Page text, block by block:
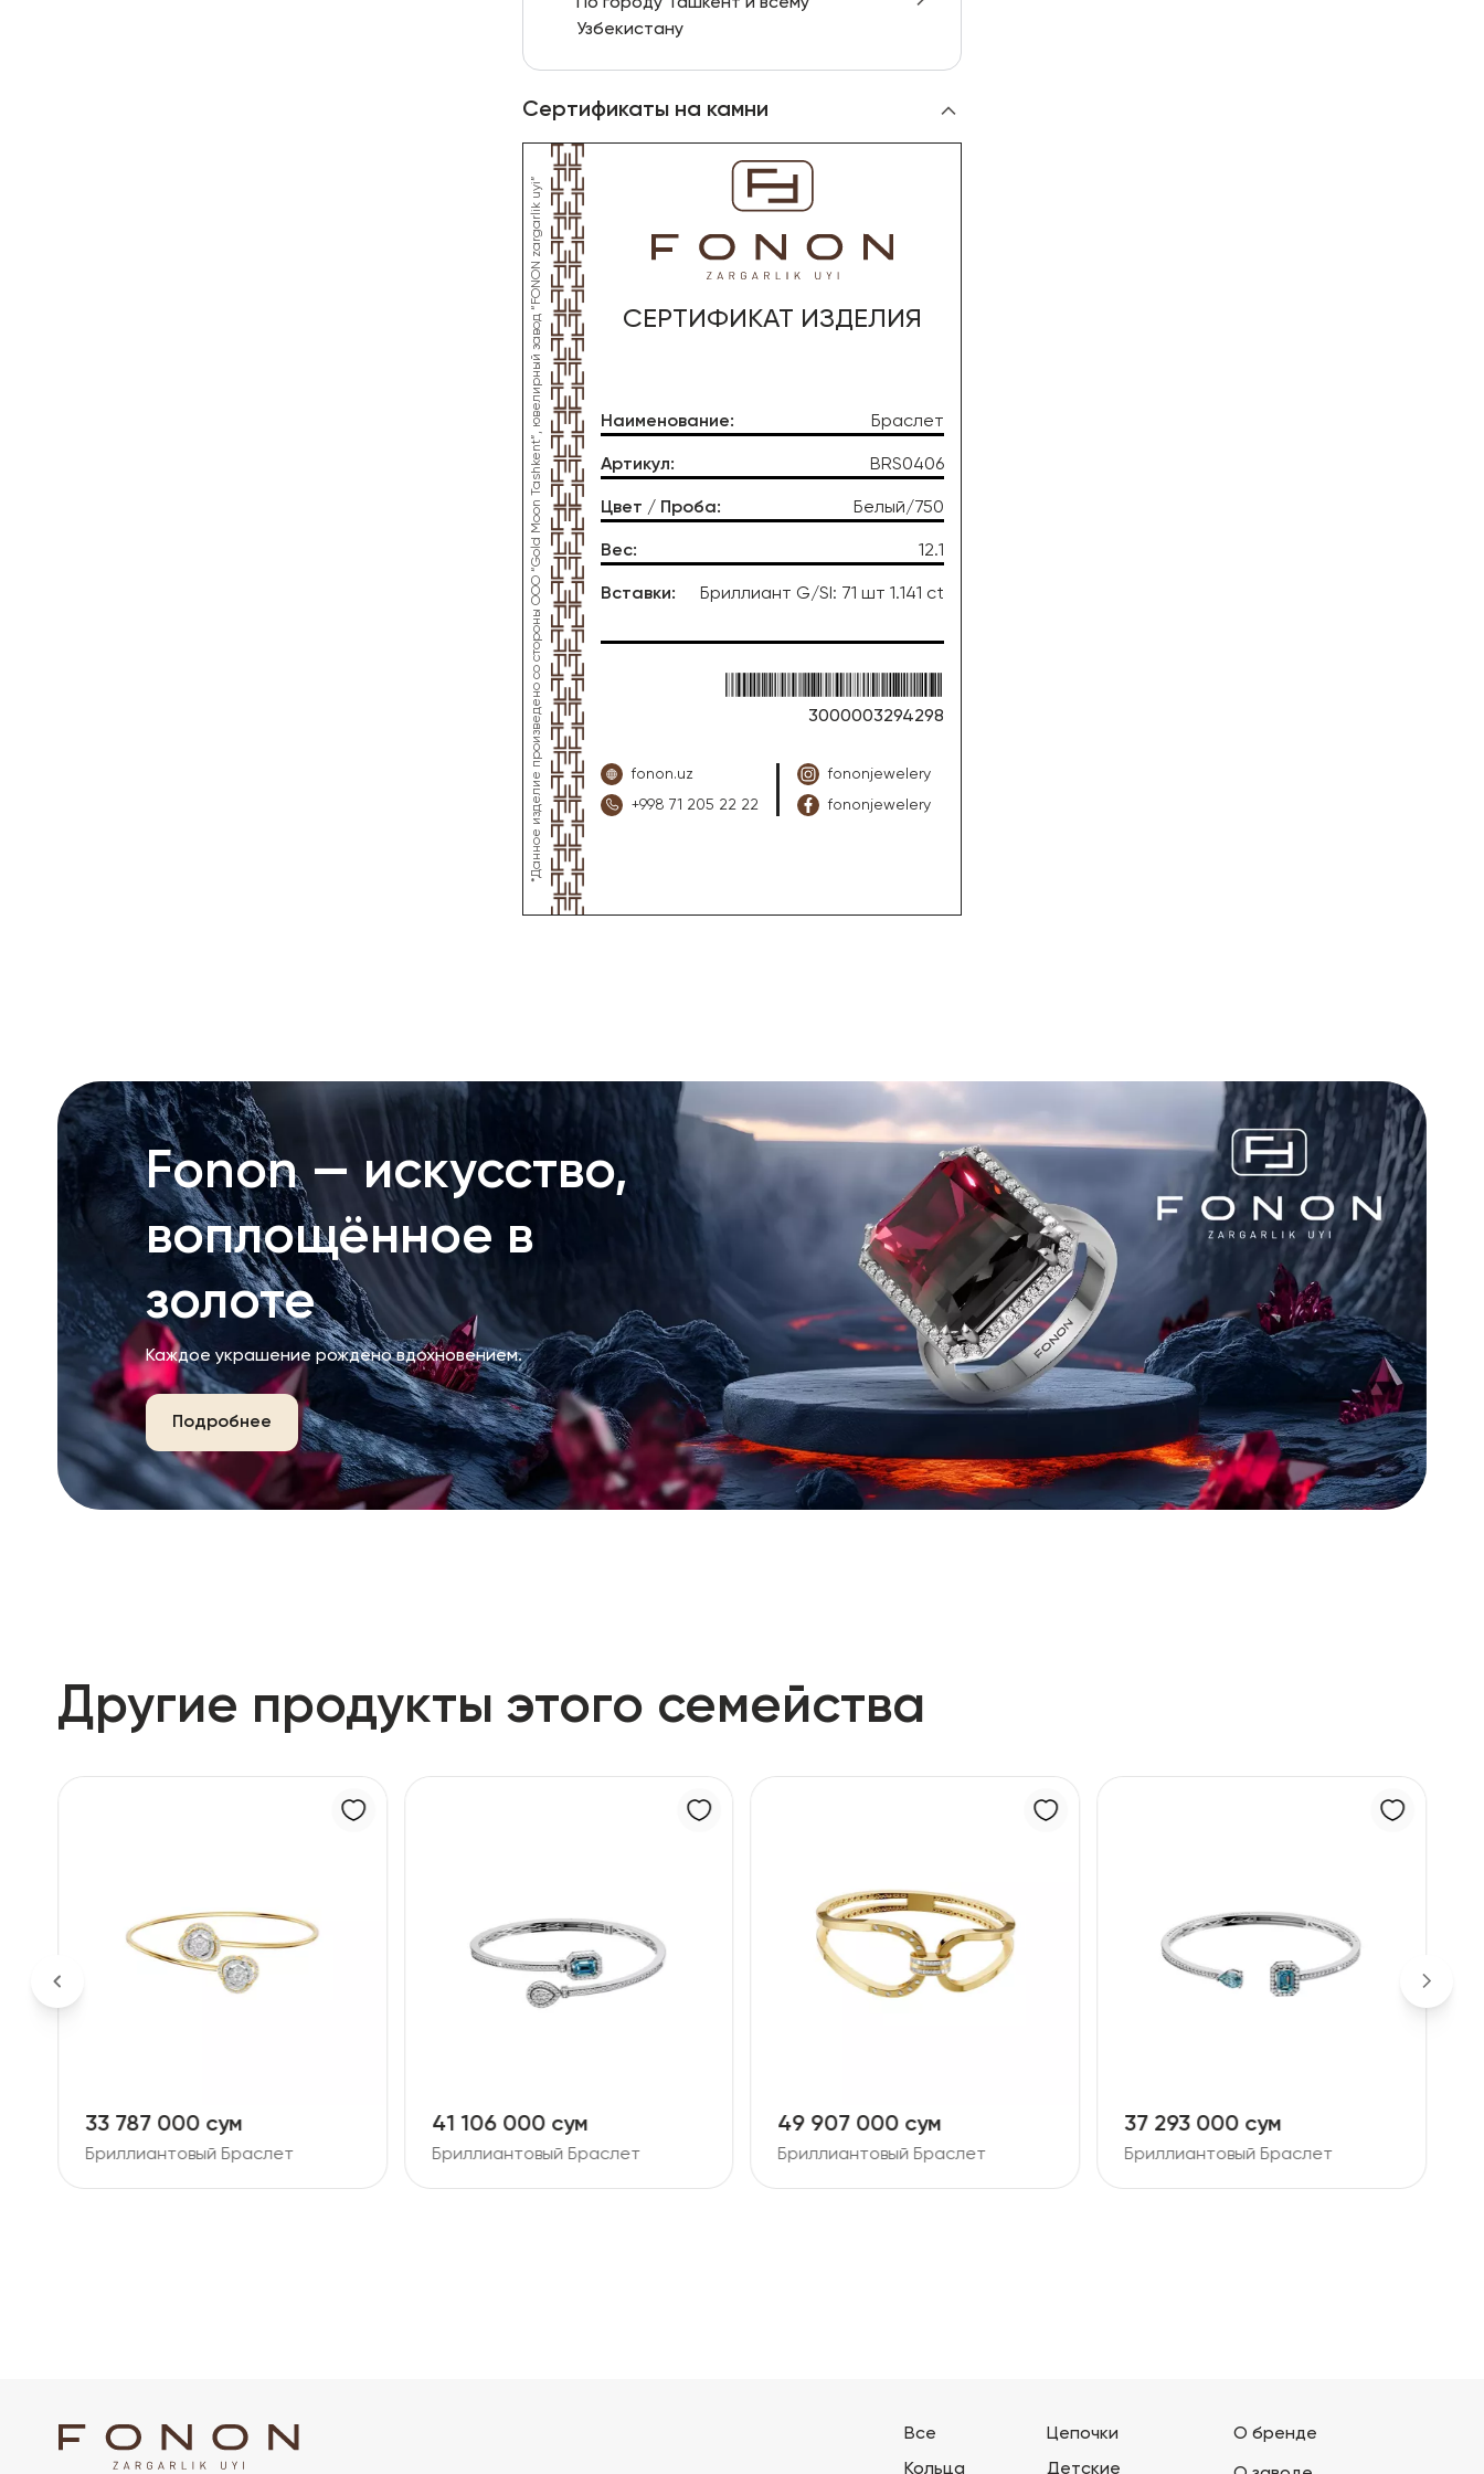
Узбекистану
Сертификаты на камни
*Данное изделие произведено со стороны OOO “Gold Moon Tashkent”, ювелирный завод “FONON zargarlik uyi” СЕРТИФИКАТ ИЗДЕЛИЯ
Наименование: Браслет
Артикул: BRS0406
Цвет / Проба: Белый/750
Вес: 12.1
Вставки: Бриллиант G/SI: 71 шт 1.141 ct
3000003294298
fonon.uz
+998 71 205 22 22
fononjewelery
fononjewelery
Fonon — искусство,
воплощённое в
золоте
Каждое украшение рождено вдохновением.
Подробнее
Другие продукты этого семейства
41 106 000 сум
Бриллиантовый Браслет
49 907 000 сум
Бриллиантовый Браслет
37 293 000 сум
Бриллиантовый Браслет
9 061 000 сум
Бриллиантовый Браслет
Все
Кольца
Цепочки
Детские
О бренде